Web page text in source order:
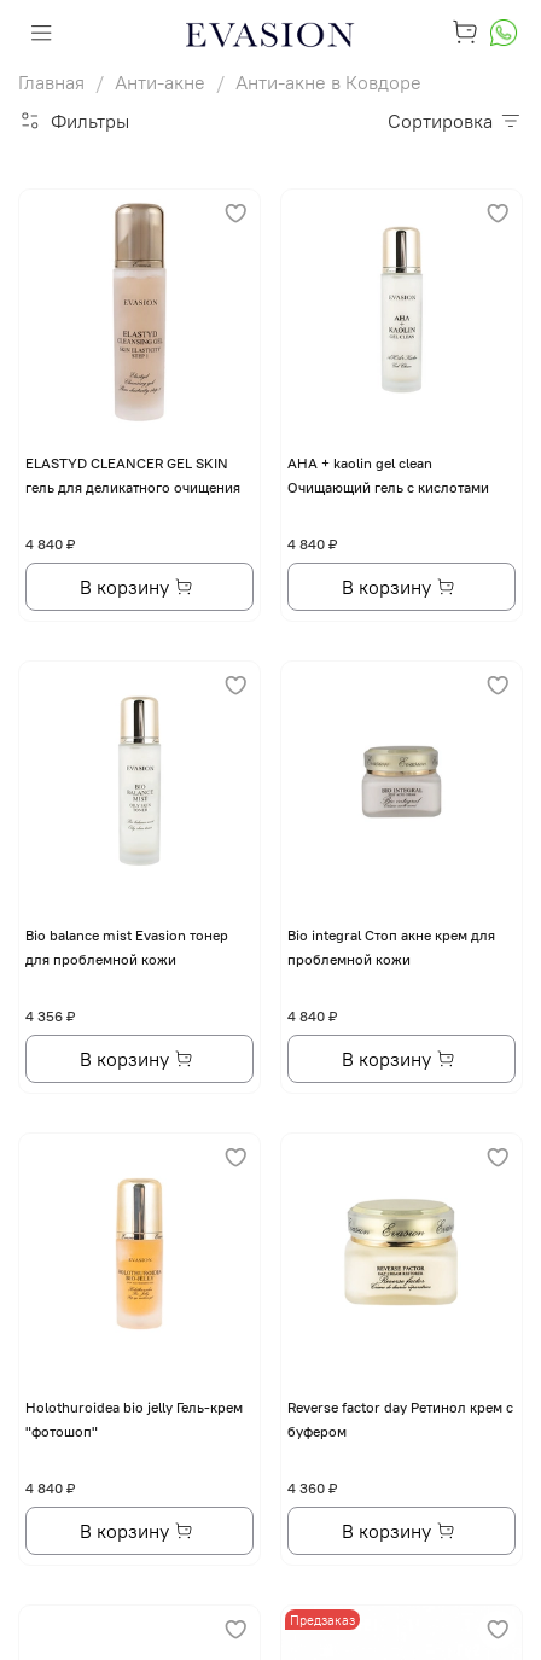
Главная Анти-акне
Анти-акне в Ковдоре
Фильтры
Сортировка
ELASTYD CLEANCER GEL SKIN
гель для деликатного очищения
4 840 ₽
В корзину
AHA + kaolin gel clean
Очищающий гель с кислотами
4 840 ₽
В корзину
Bio balance mist Evasion тонер
для проблемной кожи
4 356 ₽
В корзину
Bio integral Стоп акне крем для
проблемной кожи
4 840 ₽
В корзину
Holothuroidea bio jelly Гель-крем
"фотошоп"
4 840 ₽
В корзину
Reverse factor day Ретинол крем с
буфером
4 360 ₽
В корзину
Предзаказ